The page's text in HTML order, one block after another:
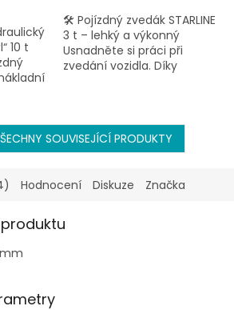
10 t
5
hvězdiček.
🛠 Pojízdný zvedák STARLINE
3 t – lehký a výkonný
Usnadněte si práci při
zvedání vozidla. Díky
Nosnost až 3...
SOUVISEJÍCÍ PRODUKTY
Hodnocení Diskuze Značka